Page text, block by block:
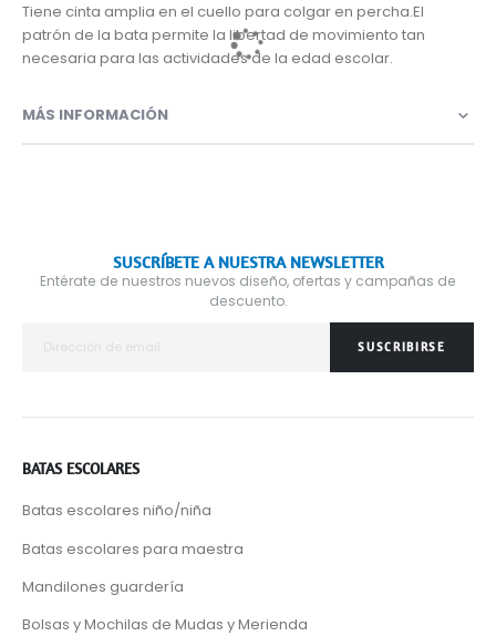
Tiene cinta amplia en el cuello para colgar en percha.El
patrón de la bata permite la libertad de movimiento tan
necesaria para las actividades de la edad escolar.
MÁS INFORMACIÓN
SUSCRÍBETE A NUESTRA NEWSLETTER
Entérate de nuestros nuevos diseño, ofertas y campañas de
descuento.
SUSCRIBIRSE
BATAS ESCOLARES
Batas escolares niño/niña
Batas escolares para maestra
Mandilones guardería
Bolsas y Mochilas de Mudas y Merienda